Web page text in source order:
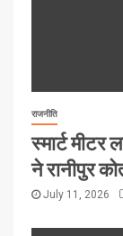
राजनीति
स्मार्ट मीटर
ने रानीपुर
July 11, 2026